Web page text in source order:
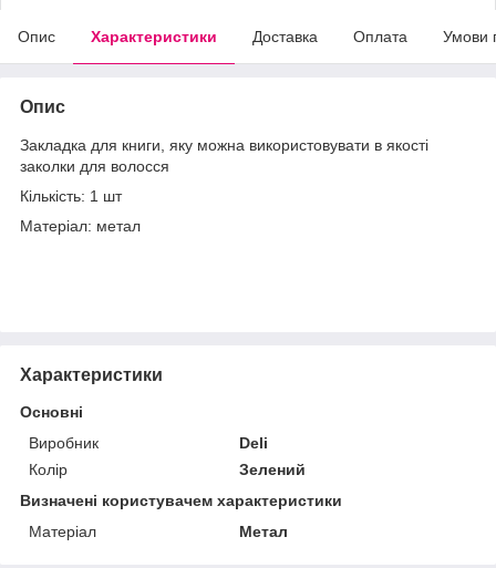
Опис Характеристики Доставка Оплата Умови
Опис
Закладка для книги, яку можна використовувати в якості
заколки для волосся
Кількість: 1 шт
Матеріал: метал
Характеристики
Основні
Виробник
Deli
Колір
Зелений
Визначені користувачем характеристики
Матеріал
Метал